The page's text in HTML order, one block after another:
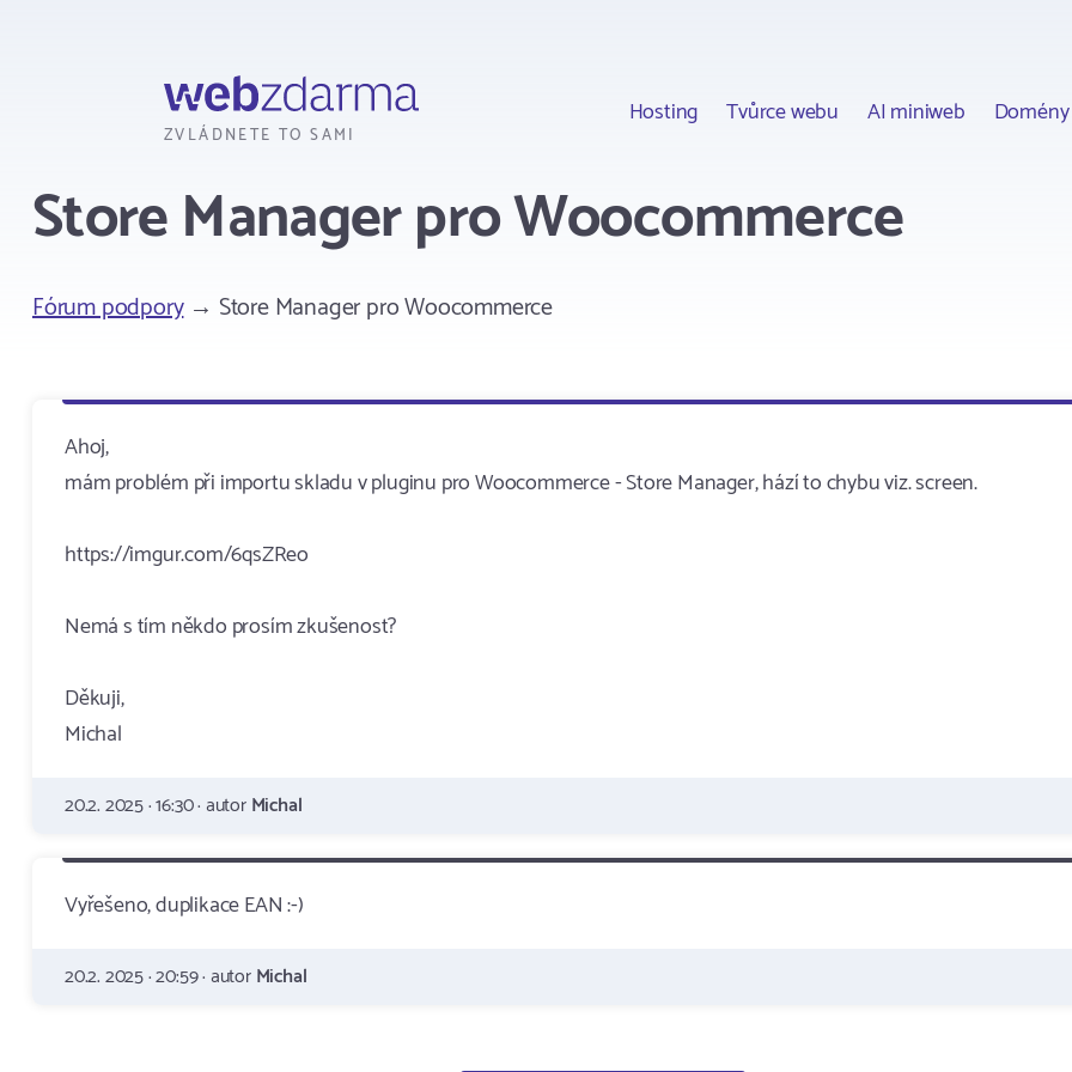
ZVLÁDNETE TO SAMI
Hosting Tvůrce webu AI miniweb Domény
Store Manager pro Woocommerce
Fórum podpory→ Store Manager pro Woocommerce
Ahoj,
mám problém při importu skladu v pluginu pro Woocommerce - Store Manager, hází to chybu viz. screen.
https://imgur.com/6qsZReo
Nemá s tím někdo prosím zkušenost?
Děkuji,
Michal
20.2. 2025 · 16:30 · autorMichal
Vyřešeno, duplikace EAN :-)
20.2. 2025 · 20:59 · autorMichal